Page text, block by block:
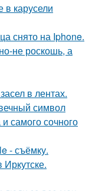
карусели
снято на Iphone.
не роскошь, а
в лентах.
символ
самого сочного
- съёмку.